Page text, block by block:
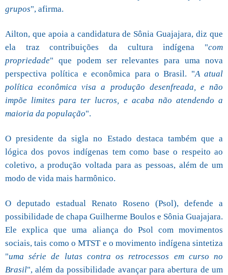
grupos", afirma.
Ailton, que apoia a candidatura de Sônia Guajajara, diz que
ela traz contribuições da cultura indígena "com
propriedade" que podem ser relevantes para uma nova
perspectiva política e econômica para o Brasil. "A atual
política econômica visa a produção desenfreada, e não
impõe limites para ter lucros, e acaba não atendendo a
maioria da população".
O presidente da sigla no Estado destaca também que a
lógica dos povos indígenas tem como base o respeito ao
coletivo, a produção voltada para as pessoas, além de um
modo de vida mais harmônico.
O deputado estadual Renato Roseno (Psol), defende a
possibilidade de chapa Guilherme Boulos e Sônia Guajajara.
Ele explica que uma aliança do Psol com movimentos
sociais, tais como o MTST e o movimento indígena sintetiza
"uma série de lutas contra os retrocessos em curso no
Brasil", além da possibilidade avançar para abertura de um